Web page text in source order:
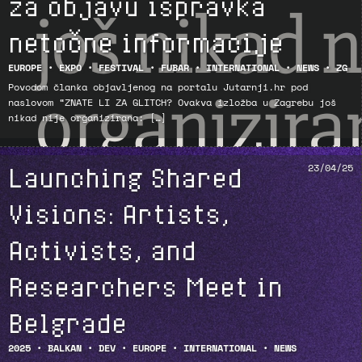
netočne informacije
EUROPE •EXPO•FESTIVAL •FUBAR• INTERNATIONAL•NEWS •ZG
Povodom članka objavljenog na portalu Jutarnji.hr pod
naslovom “ZNATE LI ZA GLITCH? Ovakva izložba u Zagrebu još
nikad nije organizirana: […]
23/04/25
Launching Shared
Visions: Artists,
Activists, and
Researchers Meet in
Belgrade
2025•BALKAN•DEV• EUROPE•INTERNATIONAL• NEWS